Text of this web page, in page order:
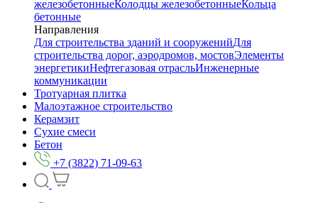
железобетонныеКолодцы железобетонныеКольца
бетонные
Направления
Для строительства зданий и сооруженийДля
строительства дорог, аэродромов, мостовЭлементы
энергетикиНефтегазовая отрасльИнженерные
коммуникации
Тротуарная плитка
Малоэтажное строительство
Керамзит
Сухие смеси
Бетон
+7 (3822) 71-09-63